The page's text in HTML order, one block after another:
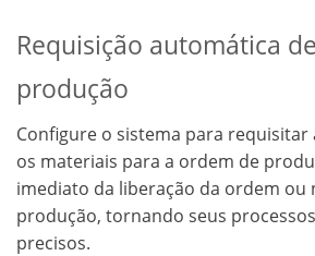
Requisição automática
produção
Configure o sistema para
os materiais para a ordem de
imediato da liberação da ordem ou
produção, tornando seus
precisos.